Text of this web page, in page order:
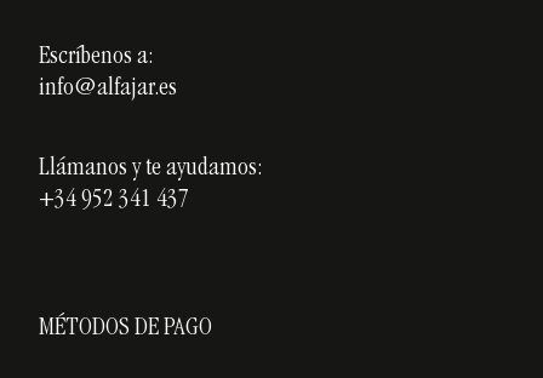
Escríbenos a:
info@alfajar.es
Llámanos y te ayudamos:
+34 952 341 437
MÉTODOS DE PAGO